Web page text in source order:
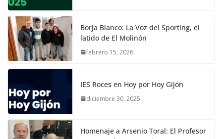
Borja Blanco: La Voz del Sporting, el
latido de El Molinón
febrero 15, 2026
IES Roces en Hoy por Hoy Gijón
diciembre 30, 2025
Homenaje a Arsenio Toral: El Profesor